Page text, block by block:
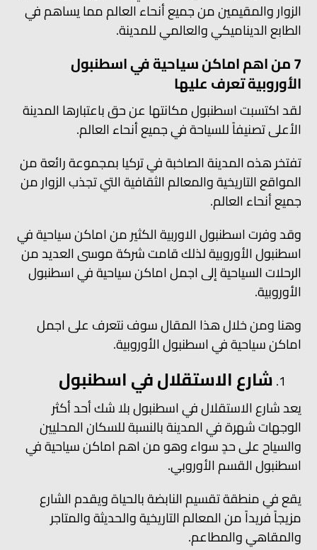
الزوار والمقيمين من جميع أنحاء العالم مما يساهم في
الطابع الديناميكي والعالمي للمدينة.
7 من اهم اماكن سياحية في اسطنبول
الأوروبية تعرف عليها
لقد اكتسبت اسطنبول مكانتها عن حق باعتبارها المدينة
الأعلى تصنيفاً للسياحة في جميع أنحاء العالم.
تفتخر هذه المدينة الصاخبة في تركيا بمجموعة رائعة من
المواقع التاريخية والمعالم الثقافية التي تجذب الزوار من
جميع أنحاء العالم.
وقد وفرت اسطنبول الاوربية الكثير من اماكن سياحية في
اسطنبول الأوروبية لذلك قامت شركة موسى العديد من
الرحلات السياحية إلى اجمل اماكن سياحية في اسطنبول
الأوروبية.
وهنا ومن خلال هذا المقال سوف نتعرف على اجمل
اماكن سياحية في اسطنبول الأوروبية.
شارع الاستقلال في اسطنبول
يعد شارع الاستقلال في اسطنبول بلا شك أحد أكثر
الوجهات شهرة في المدينة بالنسبة للسكان المحليين
والسياح على حدٍ سواء وهو من اهم اماكن سياحية في
اسطنبول القسم الأوروبي.
يقع في منطقة تقسيم النابضة بالحياة ويقدم الشارع
مزيجاً فريداً من المعالم التاريخية والحديثة والمتاجر
والمقاهي والمطاعم.